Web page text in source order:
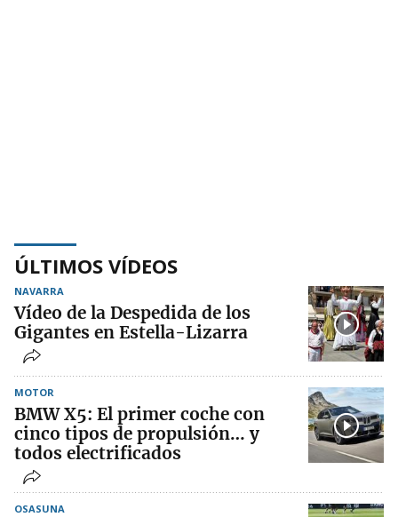
ÚLTIMOS VÍDEOS
NAVARRA
Vídeo de la Despedida de los
Gigantes en Estella-Lizarra
MOTOR
BMW X5: El primer coche con
cinco tipos de propulsión… y
todos electrificados
OSASUNA